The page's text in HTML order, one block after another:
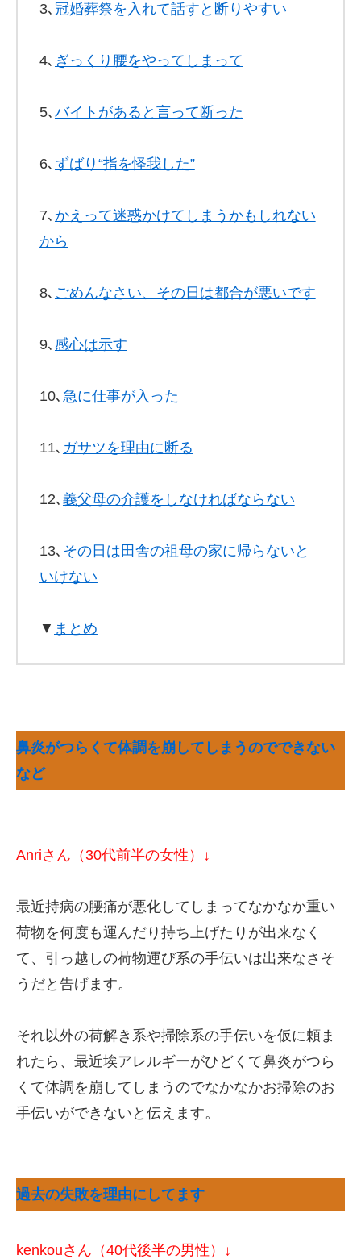
3､ 冠婚葬祭を入れて話すと断りやすい
4､ ぎっくり腰をやってしまって
5､ バイトがあると言って断った
6､ ずばり“指を怪我した”
7､ かえって迷惑かけてしまうかもしれない
から
8､ ごめんなさい、その日は都合が悪いです
9､ 感心は示す
10､ 急に仕事が入った
11､ ガサツを理由に断る
12､ 義父母の介護をしなければならない
13､ その日は田舎の祖母の家に帰らないと
いけない
▼ まとめ
鼻炎がつらくて体調を崩してしまうのでできない
など
Anriさん（30代前半の女性）↓
最近持病の腰痛が悪化してしまってなかなか重い
荷物を何度も運んだり持ち上げたりが出来なく
て、引っ越しの荷物運び系の手伝いは出来なさそ
うだと告げます。
それ以外の荷解き系や掃除系の手伝いを仮に頼ま
れたら、最近埃アレルギーがひどくて鼻炎がつら
くて体調を崩してしまうのでなかなかお掃除のお
手伝いができないと伝えます。
過去の失敗を理由にしてます
kenkouさん（40代後半の男性）↓